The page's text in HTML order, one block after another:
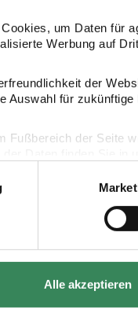
um Daten für
Werbung auf
der
Auswahl für zukünftige
Fußbereich der Seite
Alle akzeptieren
transparent multicolor